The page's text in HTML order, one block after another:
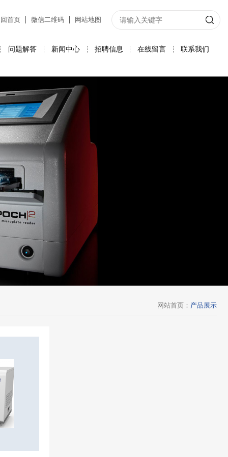
首页 微信二维码 网站地图
问题解答 新闻中心 招聘信息 在线留言 联系我们
网站首页 ： 产品展示